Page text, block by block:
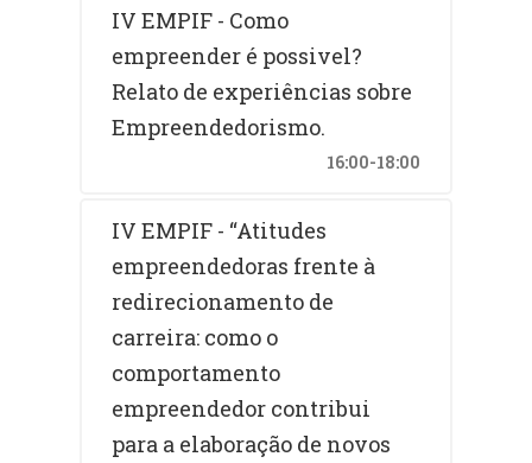
IV EMPIF - Como
empreender é possivel?
Relato de experiências sobre
Empreendedorismo.
16:00-18:00
IV EMPIF - “Atitudes
empreendedoras frente à
redirecionamento de
carreira: como o
comportamento
empreendedor contribui
para a elaboração de novos